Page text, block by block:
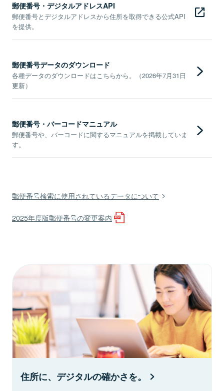
郵便番号・デジタルアドレスAPI
郵便番号とデジタルアドレスから住所を取得できる公式API
を提供。
郵便番号データのダウンロード
各種データのダウンロードはこちらから。（2026年7月31日
更新）
郵便番号・バーコードマニュアル
郵便番号や、バーコードに関するマニュアルを掲載していま
す。
郵便番号検索に使用されているデータについて
2025年度版郵便番号の変更案内
住所に、デジタルの確かさを。